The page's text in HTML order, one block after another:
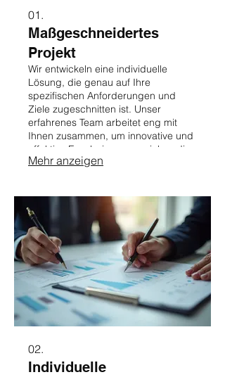
01.
Maßgeschneidertes
Projekt
Wir entwickeln eine individuelle
Lösung, die genau auf Ihre
spezifischen Anforderungen und
Ziele zugeschnitten ist. Unser
erfahrenes Team arbeitet eng mit
Ihnen zusammen, um innovative und
effektive Ergebnisse zu erzielen, die
Ihr Geschäft voranbringen.
Mehr anzeigen
02.
Individuelle